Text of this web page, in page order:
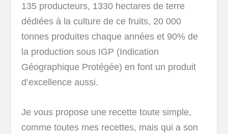
135 producteurs, 1330 hectares de terre
dédiées à la culture de ce fruits, 20 000
tonnes produites chaque années et 90% de
la production sous IGP (Indication
Géographique Protégée) en font un produit
d’excellence aussi.
Je vous propose une recette toute simple,
comme toutes mes recettes, mais qui a son